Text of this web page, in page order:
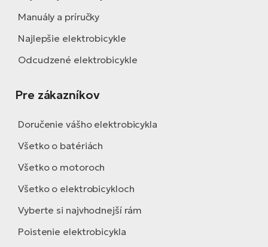
Manuály a príručky
Najlepšie elektrobicykle
Odcudzené elektrobicykle
Pre zákazníkov
Doručenie vášho elektrobicykla
Všetko o batériách
Všetko o motoroch
Všetko o elektrobicykloch
Vyberte si najvhodnejší rám
Poistenie elektrobicykla